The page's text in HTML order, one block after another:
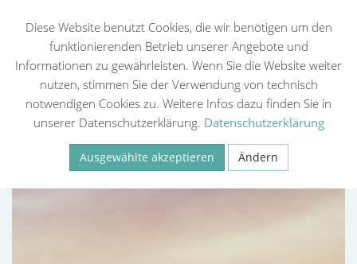
Zurück
Diese Website benutzt Cookies, die wir benötigen um den
funktionierenden Betrieb unserer Angebote und
Informationen zu gewährleisten. Wenn Sie die Website weiter
nutzen, stimmen Sie der Verwendung von technisch
notwendigen Cookies zu. Weitere Infos dazu finden Sie in
unserer Datenschutzerklärung. Datenschutzerklärung
Ausgewählte akzeptieren Ändern